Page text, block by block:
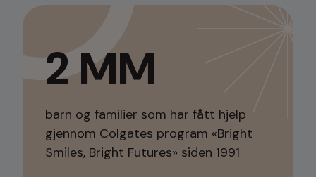
2 MM
barn og familier som har fått hjelp
gjennom Colgates program «Bright
Smiles, Bright Futures» siden 1991